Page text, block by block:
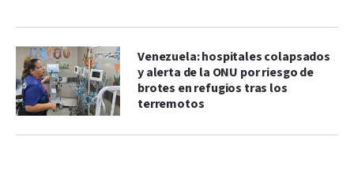
Venezuela: hospitales colapsados
y alerta de la ONU por riesgo de
brotes en refugios tras los
terremotos